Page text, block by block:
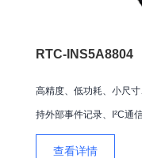
RTC-INS5A8804
高精度、低功耗、小尺
持外部事件记录、I²C通
查看详情